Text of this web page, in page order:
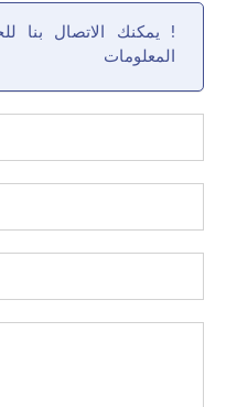
! يمكنك الاتصال بنا
المعلومات